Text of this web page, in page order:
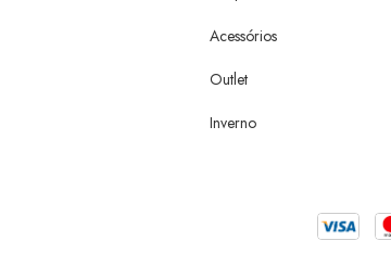
Acessórios
Outlet
Inverno